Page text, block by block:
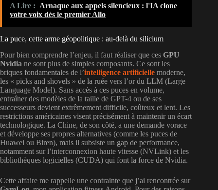
A Lire : Arnaque aux appels silencieux : l'IA clone
votre voix dès le premier Allo
La puce, cette arme géopolitique : au-delà du silicium
Pour bien comprendre l’enjeu, il faut réaliser que ces GPU
Nvidia ne sont plus de simples composants. Ce sont les
briques fondamentales de l’intelligence artificielle moderne,
les « picks and shovels » de la ruée vers l’or du LLM (Large
Language Model). Sans accès à ces puces en volume,
entraîner des modèles de la taille de GPT-4 ou de ses
successeurs devient extrêmement difficile, coûteux et lent. Les
restrictions américaines visent précisément à maintenir un écart
technologique. La Chine, de son côté, a une demande vorace
et développe ses propres alternatives (comme les puces de
Huawei ou Biren), mais il subsiste un gap de performance,
notamment sur l’interconnexion haute vitesse (NVLink) et les
bibliothèques logicielles (CUDA) qui font la force de Nvidia.
Cette affaire me rappelle une contrainte que j’ai rencontrée sur